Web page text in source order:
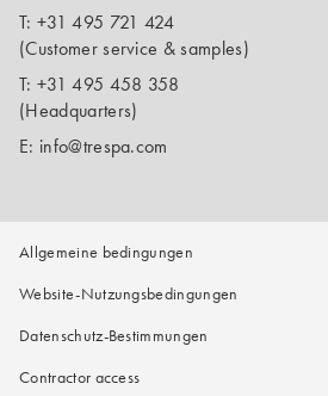
T: +31 495 721 424
(Customer service & samples)
T: +31 495 458 358
(Headquarters)
E: info@trespa.com
Allgemeine bedingungen
Website-Nutzungsbedingungen
Datenschutz-Bestimmungen
Contractor access